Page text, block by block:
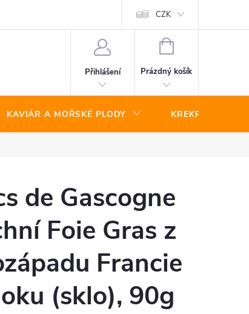
CZK
Přihlášení
NÁKUPNÍ
Prázdný košík
KAVIÁR A MOŘSKÉ PLODY KREKRY A
de Gascogne
Foie Gras z
Francie
(sklo), 90g